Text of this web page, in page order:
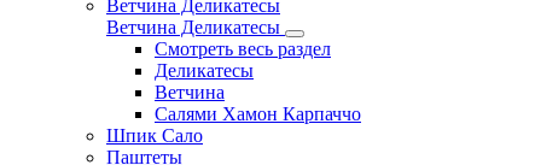
Ветчина Деликатесы
Ветчина Деликатесы
Смотреть весь раздел
Деликатесы
Ветчина
Салями Хамон Карпаччо
Шпик Сало
Паштеты